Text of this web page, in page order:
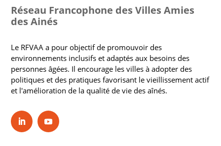
Réseau Francophone des Villes Amies
des Ainés
Le RFVAA a pour objectif de promouvoir des
environnements inclusifs et adaptés aux besoins des
personnes âgées. Il encourage les villes à adopter des
politiques et des pratiques favorisant le vieillissement actif
et l'amélioration de la qualité de vie des aînés.